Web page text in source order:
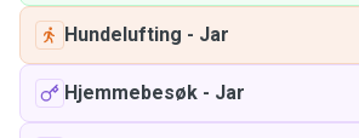
Hundelufting - Jar
Hjemmebesøk - Jar